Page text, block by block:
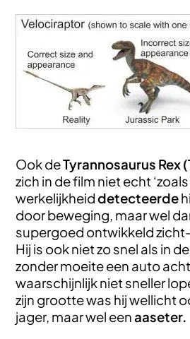
Afbeelding
Ook deTyrannosaurus Rex
zich in de film niet echt
werkelijkheiddetecteerde
door beweging, maar wel
supergoed ontwikkeld
Hij is ook niet zo snel als in
zonder moeite een auto
waarschijnlijk niet sneller
zijn grootte was hij wellicht
jager, maar wel eenaaseter.